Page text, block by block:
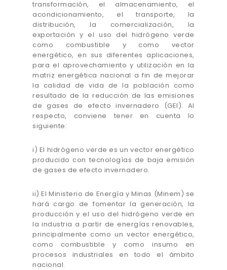
transformación, el almacenamiento, el
acondicionamiento, el transporte, la
distribución, la comercialización, la
exportación y el uso del hidrógeno verde
como combustible y como vector
energético, en sus diferentes aplicaciones,
para el aprovechamiento y utilización en la
matriz energética nacional a fin de mejorar
la calidad de vida de la población como
resultado de la reducción de las emisiones
de gases de efecto invernadero (GEI). Al
respecto, conviene tener en cuenta lo
siguiente:
i) El hidrógeno verde es un vector energético
producido con tecnologías de baja emisión
de gases de efecto invernadero.
ii) El Ministerio de Energía y Minas (Minem) se
hará cargo de fomentar la generación, la
producción y el uso del hidrógeno verde en
la industria a partir de energías renovables,
principalmente como un vector energético,
como combustible y como insumo en
procesos industriales en todo el ámbito
nacional.